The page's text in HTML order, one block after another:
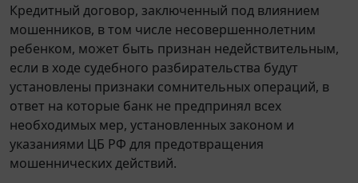
Кредитный договор, заключенный под влиянием
мошенников, в том числе несовершеннолетним
ребенком, может быть признан недействительным,
если в ходе судебного разбирательства будут
установлены признаки сомнительных операций, в
ответ на которые банк не предпринял всех
необходимых мер, установленных законом и
указаниями ЦБ РФ для предотвращения
мошеннических действий.